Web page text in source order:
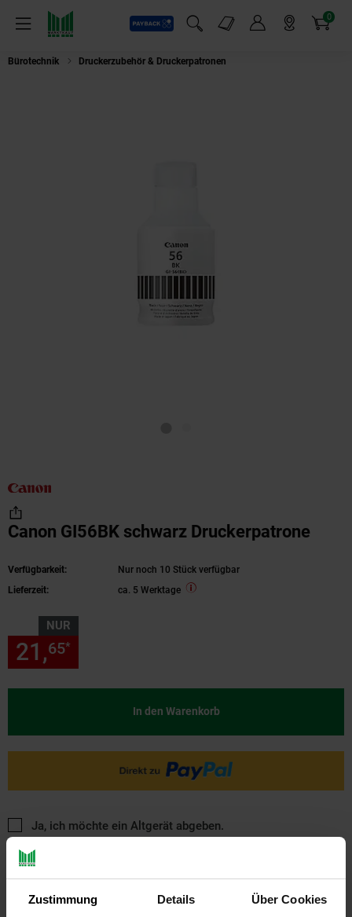
Zustimmung Details Über Cookies
Menü
Payback
Suchfeld einblenden
Markt-Angebote 0
Artikel
Bürotechnik Druckerzubehör & Druckerpatronen
Canon GI56BK schwarz Druckerpatrone
Verfügbarkeit:
Nur noch 10 Stück verfügbar
Lieferzeit:
ca. 5 Werktage
NUR
21,65*
In den Warenkorb
Ja, ich möchte ein Altgerät abgeben.